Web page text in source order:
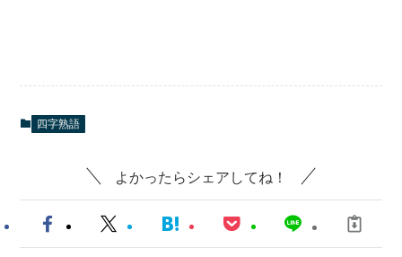
四字熟語
よかったらシェアしてね！